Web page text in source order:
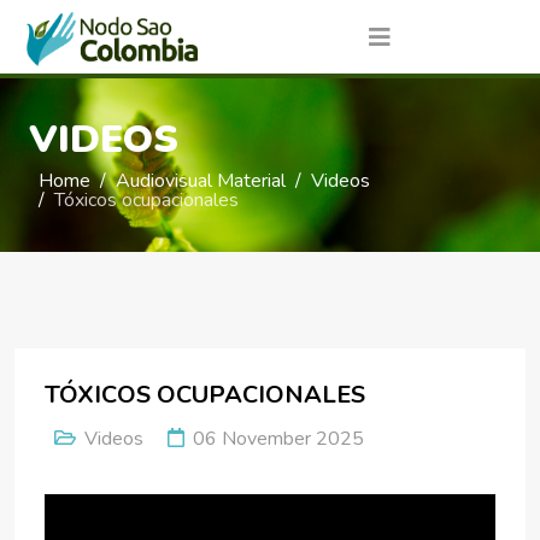
VIDEOS
Home Audiovisual Material Videos
Tóxicos ocupacionales
TÓXICOS OCUPACIONALES
Videos 06 November 2025